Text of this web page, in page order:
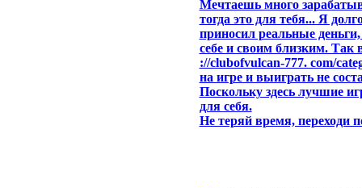
Мечтаешь много
тогда это для тебя... Я
приносил реальные
себе и своим близким. Так
://clubofvulcan-777. com/
на игре и выиграть не
Поскольку здесь лучшие
для себя.
Не теряй время, переходи